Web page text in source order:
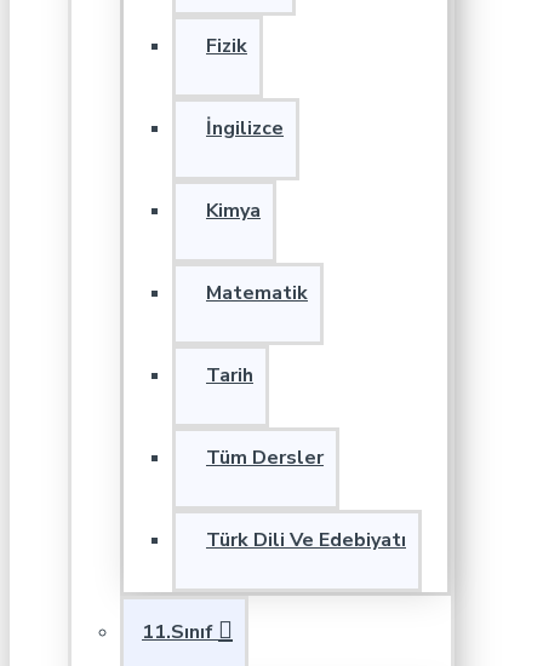
Fizik
İngilizce
Kimya
Matematik
Tarih
Tüm Dersler
Türk Dili Ve Edebiyatı
11.Sınıf